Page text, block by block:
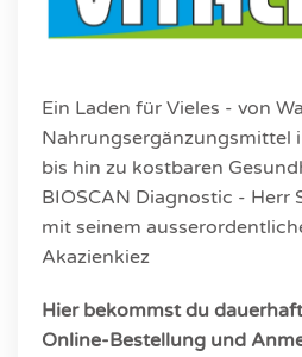
Ein Laden für Vieles - von
Nahrungsergänzungsmittel
bis hin zu kostbaren
BIOSCAN Diagnostic - Herr
mit seinem
Akazienkiez
Hier bekommst du
Online-Bestellung und